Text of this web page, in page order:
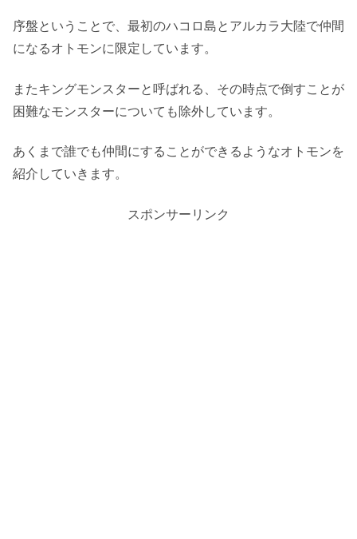
序盤ということで、最初のハコロ島とアルカラ大陸で仲間
になるオトモンに限定しています。
またキングモンスターと呼ばれる、その時点で倒すことが
困難なモンスターについても除外しています。
あくまで誰でも仲間にすることができるようなオトモンを
紹介していきます。
スポンサーリンク